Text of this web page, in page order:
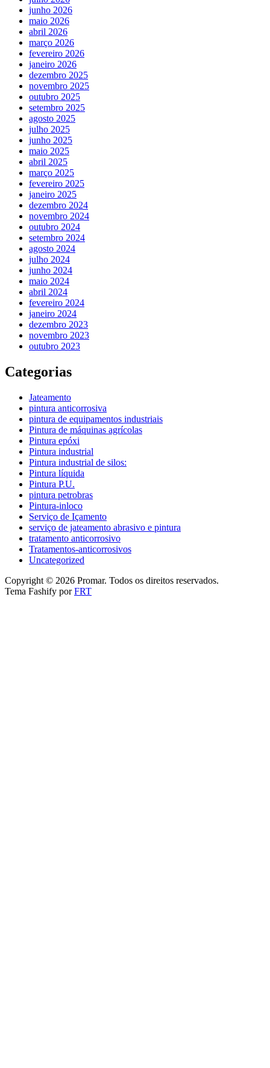
junho 2026
maio 2026
abril 2026
março 2026
fevereiro 2026
janeiro 2026
dezembro 2025
novembro 2025
outubro 2025
setembro 2025
agosto 2025
julho 2025
junho 2025
maio 2025
abril 2025
março 2025
fevereiro 2025
janeiro 2025
dezembro 2024
novembro 2024
outubro 2024
setembro 2024
agosto 2024
julho 2024
junho 2024
maio 2024
abril 2024
fevereiro 2024
janeiro 2024
dezembro 2023
novembro 2023
outubro 2023
Categorias
Jateamento
pintura anticorrosiva
pintura de equipamentos industriais
Pintura de máquinas agrícolas
Pintura epóxi
Pintura industrial
Pintura industrial de silos:
Pintura líquida
Pintura P.U.
pintura petrobras
Pintura-inloco
Serviço de Içamento
serviço de jateamento abrasivo e pintura
tratamento anticorrosivo
Tratamentos-anticorrosivos
Uncategorized
Copyright © 2026 Promar. Todos os direitos reservados.
Tema Fashify porFRT